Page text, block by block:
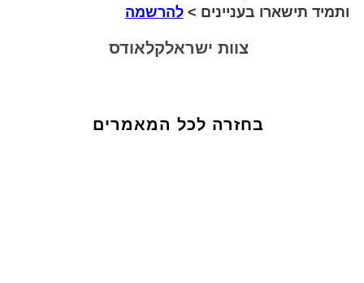
ותמיד תישארו בעניינים >להרשמה
צוות ישראלקלאודס
בחזרה לכל המאמרים